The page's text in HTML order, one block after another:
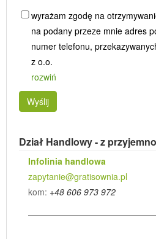
wyrażam zgodę na
na podany przeze mnie adres
numer telefonu,
z o.o.
rozwiń
Wyślij
Dział Handlowy - z
Infolinia handlowa
zapytanie@gratisownia.pl
kom: +48 606 973 972